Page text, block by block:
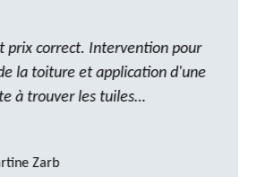
correct. Intervention pour
la toiture et application d'une
à trouver les tuiles
GOT. Très content de la
recommander sans problème"
Zarb